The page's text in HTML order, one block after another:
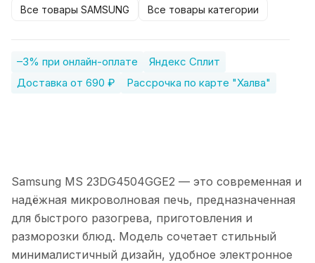
Все товары SAMSUNG Все товары категории
–3% при онлайн-оплате
Яндекс Сплит
Доставка от 690 ₽
Рассрочка по карте "Халва"
Samsung MS 23DG4504GGE2 — это современная и
надёжная микроволновая печь, предназначенная
для быстрого разогрева, приготовления и
разморозки блюд. Модель сочетает стильный
минималистичный дизайн, удобное электронное